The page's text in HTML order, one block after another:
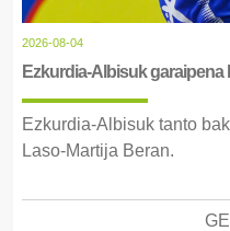
2026-08-04
Ezkurdia-Albisuk
Ezkurdia-Albisuk tanto
Laso-Martija Beran.